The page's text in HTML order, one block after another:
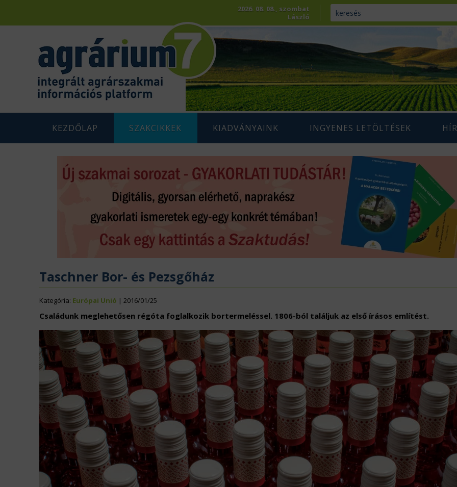
2026. 08. 08., szombat
László
KEZDŐLAP SZAKCIKKEK
AGRÁRENERGETIKA
FENNTARTHATÓ
AGRÁRGAZDASÁG
GÉPESÍTÉS
AGRÁRTÁMOGATÁSOK KAMARA
ÁLLATTENYÉSZTÉS NÖVÉNYTERMESZTÉS
ÉLELMISZERIPAR NÖVÉNYVÉDELEM
EURÓPAI UNIÓ VIDÉKFEJLESZTÉS
KIADVÁNYAINK
AGRÁRIUM SZAKLAP
AGRÁR SZAKKÖNYVEK
INGYENES LETÖLTÉSEK
AGRÁRIUM MAGAZIN ARCHÍVUM
SZAKMAI TANULMÁNYOK
Taschner Bor- és Pezsgőház
Kategória: Európai Unió | 2016/01/25
Családunk meglehetősen régóta foglalkozik bortermeléssel. 1806-ból találjuk az első írásos említést.